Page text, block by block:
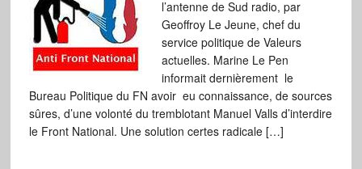
l’antenne de Sud radio, par
Geoffroy Le Jeune, chef du
service politique de Valeurs
actuelles. Marine Le Pen
informait dernièrement le
Bureau Politique du FN avoir eu connaissance, de sources
sûres, d’une volonté du tremblotant Manuel Valls d’interdire
le Front National. Une solution certes radicale […]